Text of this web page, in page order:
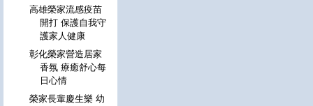
高雄榮家流感疫苗
開打 保護自我守
護家人健康
彰化榮家營造居家
香氛 療癒舒心每
日心情
榮家長輩慶生樂 幼